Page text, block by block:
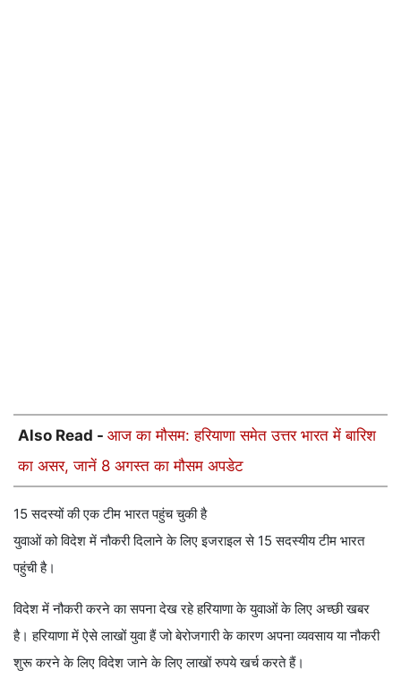
Also Read - आज का मौसम: हरियाणा समेत उत्तर भारत में बारिश
का असर, जानें 8 अगस्त का मौसम अपडेट
15 सदस्यों की एक टीम भारत पहुंच चुकी है
युवाओं को विदेश में नौकरी दिलाने के लिए इजराइल से 15 सदस्यीय टीम भारत
पहुंची है।
विदेश में नौकरी करने का सपना देख रहे हरियाणा के युवाओं के लिए अच्छी खबर
है। हरियाणा में ऐसे लाखों युवा हैं जो बेरोजगारी के कारण अपना व्यवसाय या नौकरी
शुरू करने के लिए विदेश जाने के लिए लाखों रुपये खर्च करते हैं।